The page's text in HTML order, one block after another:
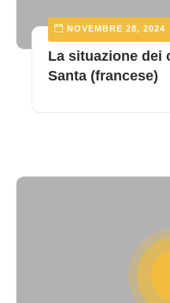
NOVEMBRE 28, 2024
La situazione
Santa (francese)